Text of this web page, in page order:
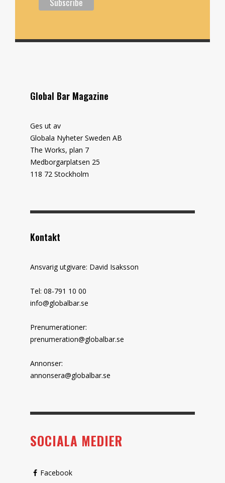
Global Bar Magazine
Ges ut av
Globala Nyheter Sweden AB
The Works, plan 7
Medborgarplatsen 25
118 72 Stockholm
Kontakt
Ansvarig utgivare: David Isaksson
Tel: 08-791 10 00
info@globalbar.se
Prenumerationer:
prenumeration@globalbar.se
Annonser:
annonsera@globalbar.se
SOCIALA MEDIER
Facebook